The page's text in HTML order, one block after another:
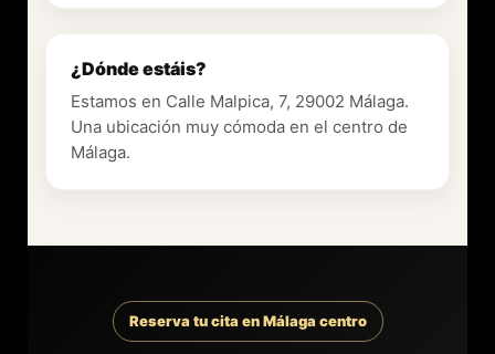
¿Dónde estáis?
Estamos en Calle Malpica, 7, 29002 Málaga.
Una ubicación muy cómoda en el centro de
Málaga.
Reserva tu cita en Málaga centro